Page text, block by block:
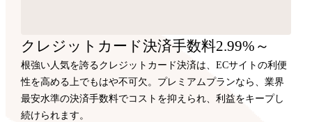
クレジットカード決済手数料2.99%～
根強い人気を誇るクレジットカード決済は、ECサイトの利便
性を高める上でもはや不可欠。プレミアムプランなら、業界
最安水準の決済手数料でコストを抑えられ、利益をキープし
続けられます。